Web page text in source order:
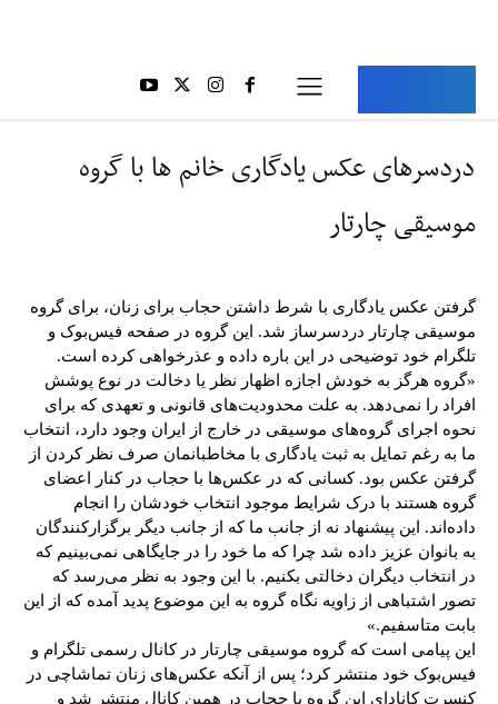
دردسرهای عکس یادگاری خانم ها با گروه
موسیقی چارتار
گرفتن عکس یادگاری با شرط داشتن حجاب برای زنان، برای گروه
موسیقی چارتار دردسرساز شد. این گروه در صفحه فیس‌بوک و
تلگرام خود توضیحی در این باره داده و عذرخواهی کرده است.
«گروه هرگز به خودش اجازه اظهار نظر یا دخالت در نوع پوشش
افراد را نمی‌دهد. به علت محدودیت‌های قانونی و تعهدی که برای
نحوه اجرای گروه‌های موسیقی در خارج از ایران وجود دارد، انتخاب
ما به رغم تمایل به ثبت یادگاری با مخاطبانمان صرف نظر کردن از
گرفتن عکس بود. کسانی که در عکس‌ها با حجاب در کنار اعضای
گروه هستند با درک شرایط موجود انتخاب خودشان را انجام
داد‌ه‌اند. این پیشنهاد نه از جانب ما که از جانب دیگر برگزارکنندگان
به بانوان عزیز داده شد چرا که ما خود را در جایگاهی نمی‌بینیم که
در انتخاب دیگران دخالتی بکنیم. با این وجود به نظر می‌رسد که
تصور اشتباهی از زاویه نگاه گروه به این موضوع پدید آمده که از این
بابت متاسفیم.»
این پیامی است که گروه موسیقی چارتار در کانال رسمی تلگرام و
فیس‌بوک خود منتشر کرد؛ پس از آنکه عکس‌های زنان تماشاچی در
کنسرت کانادای این گروه با حجاب در همین کانال منتشر شد و